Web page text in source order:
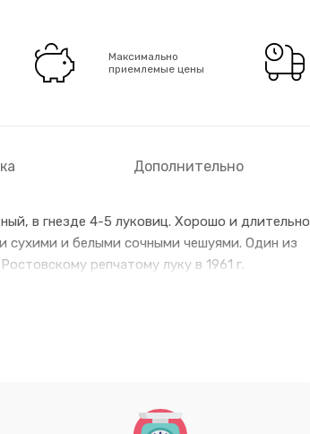
Максимально
приемлемые цены
Дополнительно
в гнезде 4-5 луковиц. Хорошо и длительно
сухими и белыми сочными чешуями. Один из
репчатому луку в 1961 г.